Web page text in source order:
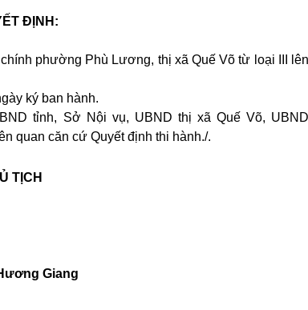
ĐỊNH:
phường Phù Lương, thị xã Quế Võ từ loại III lên
ký ban hành.
tỉnh, Sở Nội vụ, UBND thị xã Quế Võ, UBND
quan căn cứ Quyết định thi hành./.
TỊCH
Giang